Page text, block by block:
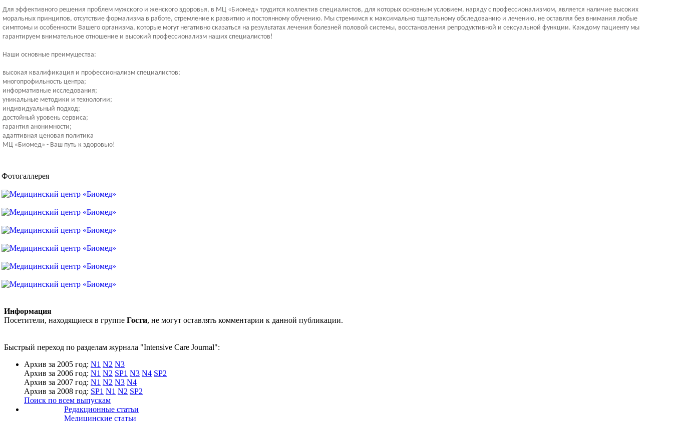
Для эффективного решения проблем мужского и женского здоровья, в МЦ «Биомед» трудится коллектив специалистов, для которых основным условием, наряду с профессионализмом, является наличие высоких
моральных принципов, отсутствие формализма в работе, стремление к развитию и постоянному обучению. Мы стремимся к максимально тщательному обследованию и лечению, не оставляя без внимания любые
симптомы и особенности Вашего организма, которые могут негативно сказаться на результатах лечения болезней половой системы, восстановления репродуктивной и сексуальной функции. Каждому пациенту мы
гарантируем внимательное отношение и высокий профессионализм наших специалистов!
Наши основные преимущества:
высокая квалификация и профессионализм специалистов;
многопрофильность центра;
информативные исследования;
уникальные методики и технологии;
индивидуальный подход;
достойный уровень сервиса;
гарантия анонимности;
адаптивная ценовая политика
МЦ «Биомед» - Ваш путь к здоровью!
Фотогаллерея
Информация
Посетители, находящиеся в группе Гости, не могут оставлять комментарии к данной публикации.
Быстрый переход по разделам журнала "Intensive Care Journal":
Архив за 2005 год: N1 N2 N3
Архив за 2006 год: N1 N2 SP1 N3 N4 SP2
Архив за 2007 год: N1 N2 N3 N4
Архив за 2008 год: SP1 N1 N2 SP2
Поиск по всем выпускам
Редакционные статьи
Медицинские статьи